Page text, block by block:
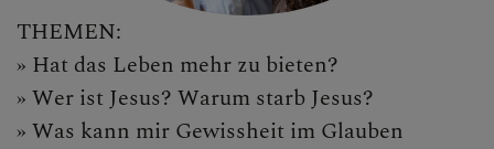
THEMEN:
» Hat das Leben mehr zu bieten?
» Wer ist Jesus? Warum starb Jesus?
» Was kann mir Gewissheit im Glauben